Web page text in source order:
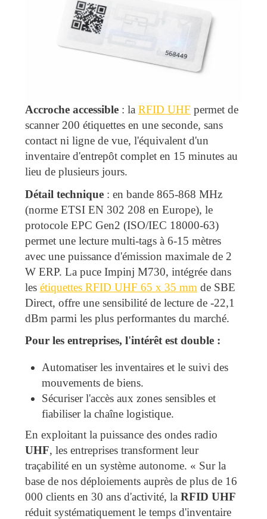
Accroche accessible : la RFID UHF permet de
scanner 200 étiquettes en une seconde, sans
contact ni ligne de vue, l'équivalent d'un
inventaire d'entrepôt complet en 15 minutes au
lieu de plusieurs jours.
Détail technique : en bande 865-868 MHz
(norme ETSI EN 302 208 en Europe), le
protocole EPC Gen2 (ISO/IEC 18000-63)
permet une lecture multi-tags à 6-15 mètres
avec une puissance d'émission maximale de 2
W ERP. La puce Impinj M730, intégrée dans
les étiquettes RFID UHF 65 x 35 mm de SBE
Direct, offre une sensibilité de lecture de -22,1
dBm parmi les plus performantes du marché.
Pour les entreprises, l'intérêt est double :
Automatiser les inventaires et le suivi des
mouvements de biens.
Sécuriser l'accès aux zones sensibles et
fiabiliser la chaîne logistique.
En exploitant la puissance des ondes radio
UHF, les entreprises transforment leur
traçabilité en un système autonome. « Sur la
base de nos déploiements auprès de plus de 16
000 clients en 30 ans d'activité, la RFID UHF
réduit systématiquement le temps d'inventaire